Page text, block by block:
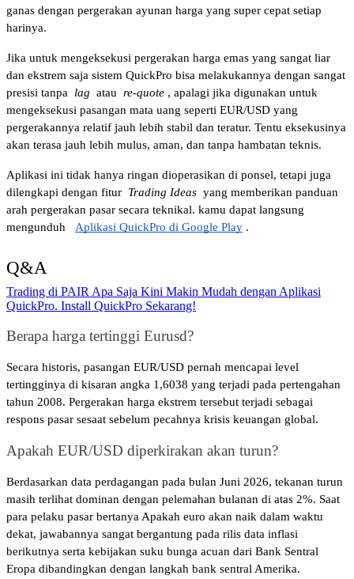
ganas dengan pergerakan ayunan harga yang super cepat setiap
harinya.
Jika untuk mengeksekusi pergerakan harga emas yang sangat liar
dan ekstrem saja sistem QuickPro bisa melakukannya dengan sangat
presisi tanpa
lag atau re-quote , apalagi jika digunakan untuk
mengeksekusi pasangan mata uang seperti EUR/USD yang
pergerakannya relatif jauh lebih stabil dan teratur. Tentu eksekusinya
akan terasa jauh lebih mulus, aman, dan tanpa hambatan teknis.
Aplikasi ini tidak hanya ringan dioperasikan di ponsel, tetapi juga
dilengkapi dengan fitur Trading Ideas yang memberikan panduan
arah pergerakan pasar secara teknikal. kamu dapat langsung
mengunduh
Aplikasi QuickPro di Google Play .
Q&A
Trading di PAIR Apa Saja Kini Makin Mudah dengan Aplikasi
QuickPro. Install QuickPro Sekarang!
Berapa harga tertinggi Eurusd?
Secara historis, pasangan EUR/USD pernah mencapai level
tertingginya di kisaran angka 1,6038 yang terjadi pada pertengahan
tahun 2008. Pergerakan harga ekstrem tersebut terjadi sebagai
respons pasar sesaat sebelum pecahnya krisis keuangan global.
Apakah EUR/USD diperkirakan akan turun?
Berdasarkan data perdagangan pada bulan Juni 2026, tekanan turun
masih terlihat dominan dengan pelemahan bulanan di atas 2%. Saat
para pelaku pasar bertanya Apakah euro akan naik dalam waktu
dekat, jawabannya sangat bergantung pada rilis data inflasi
berikutnya serta kebijakan suku bunga acuan dari Bank Sentral
Eropa dibandingkan dengan langkah bank sentral Amerika.